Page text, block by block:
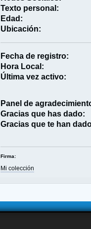
Texto personal:
Edad:
Ubicación:
Fecha de registro:
Hora Local:
Última vez activo:
Panel de
Gracias que has dado:
Gracias que te han
Firma:
Mi colección